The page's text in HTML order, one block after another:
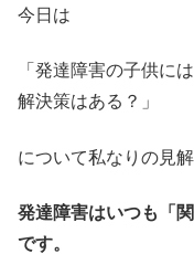
今日は
「発達障害の子供に
解決策はある？」
について私なりの見
発達障害はいつも「
です。